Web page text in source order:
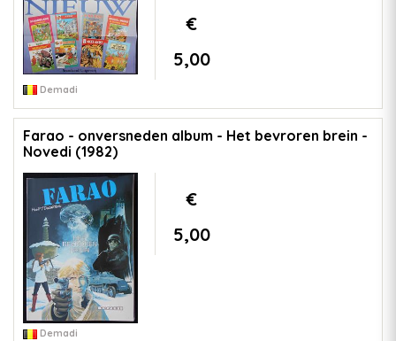
€
5,00
Demadi
Farao - onversneden album - Het bevroren brein -
Novedi (1982)
€
5,00
Demadi